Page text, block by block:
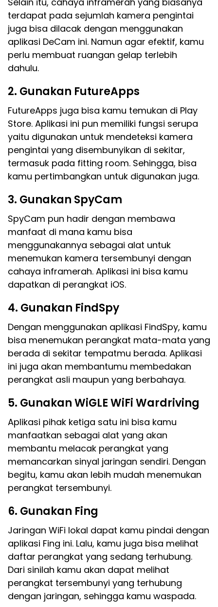
terdapat pada sejumlah kamera pengintai
juga bisa dilacak dengan menggunakan
aplikasi DeCam ini. Namun agar efektif, kamu
perlu membuat ruangan gelap terlebih
dahulu.
2. Gunakan FutureApps
FutureApps juga bisa kamu temukan di Play
Store. Aplikasi ini pun memiliki fungsi serupa
yaitu digunakan untuk mendeteksi kamera
pengintai yang disembunyikan di sekitar,
termasuk pada fitting room. Sehingga, bisa
kamu pertimbangkan untuk digunakan juga.
3. Gunakan SpyCam
SpyCam pun hadir dengan membawa
manfaat di mana kamu bisa
menggunakannya sebagai alat untuk
menemukan kamera tersembunyi dengan
cahaya inframerah. Aplikasi ini bisa kamu
dapatkan di perangkat iOS.
4. Gunakan FindSpy
Dengan menggunakan aplikasi FindSpy, kamu
bisa menemukan perangkat mata-mata yang
berada di sekitar tempatmu berada. Aplikasi
ini juga akan membantumu membedakan
perangkat asli maupun yang berbahaya.
5. Gunakan WiGLE WiFi Wardriving
Aplikasi pihak ketiga satu ini bisa kamu
manfaatkan sebagai alat yang akan
membantu melacak perangkat yang
memancarkan sinyal jaringan sendiri. Dengan
begitu, kamu akan lebih mudah menemukan
perangkat tersembunyi.
6. Gunakan Fing
Jaringan WiFi lokal dapat kamu pindai dengan
aplikasi Fing ini. Lalu, kamu juga bisa melihat
daftar perangkat yang sedang terhubung.
Dari sinilah kamu akan dapat melihat
perangkat tersembunyi yang terhubung
dengan jaringan, sehingga kamu waspada.